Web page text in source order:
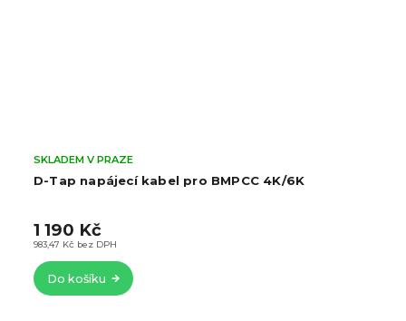
D-Tap napájecí kabel pro BMPCC 4K/6K
SKLADEM V PRAZE
983,47 Kč bez DPH
1 190 Kč
Do košíku